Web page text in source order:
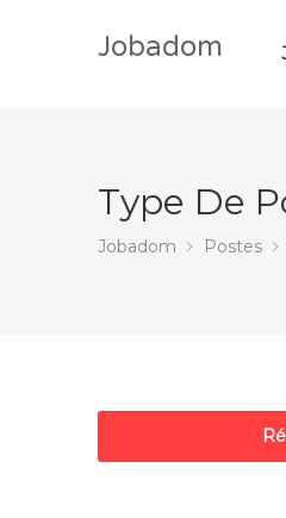
Jobadom
Type De
Jobadom Postes